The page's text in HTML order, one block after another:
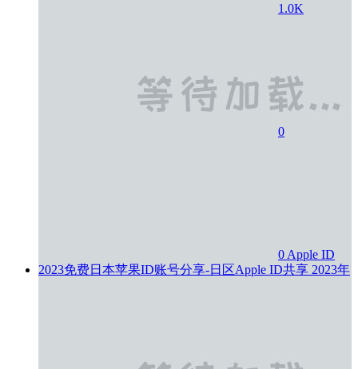
1.0K
0
0 Apple ID
2023免费日本苹果ID账号分享-日区Apple ID共享 2023年